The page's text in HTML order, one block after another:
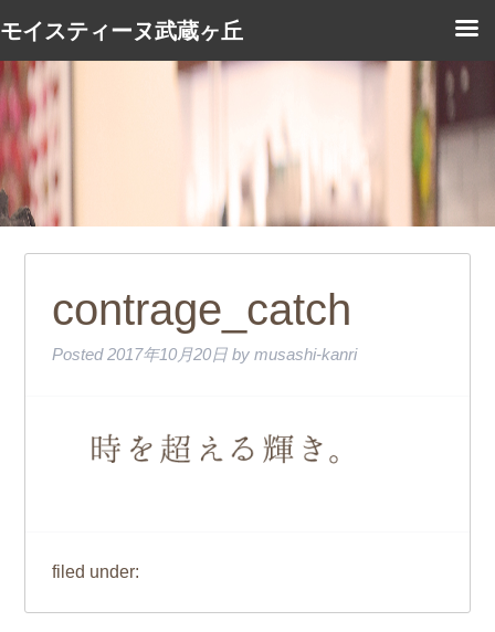
contrage_catch
Posted2017年10月20日 by musashi-kanri
filed under:
モイスティーヌ武蔵ヶ丘